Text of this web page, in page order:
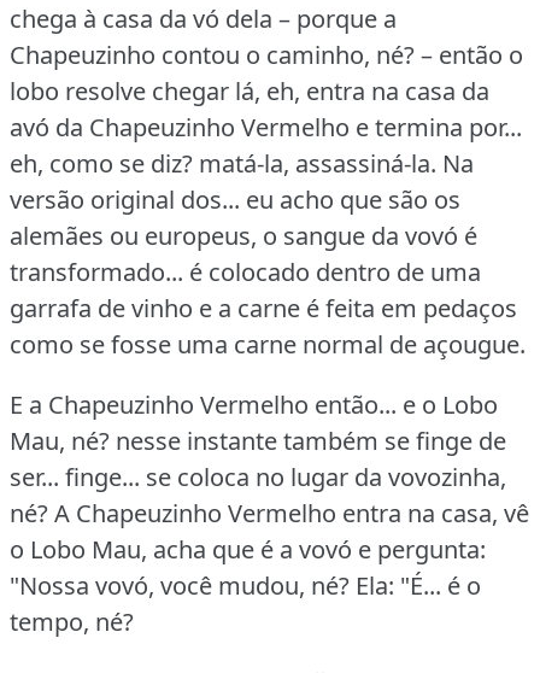
chega à casa da vó dela – porque a
Chapeuzinho contou o caminho, né?– então o
lobo resolve chegar lá, eh, entra na casa da
avó da Chapeuzinho Vermelho e termina por...
eh, como se diz? matá-la, assassiná-la. Na
versão original dos... eu acho que são os
alemães ou europeus, o sangue da vovó é
transformado... é colocado dentro de uma
garrafa de vinho e a carne é feita em pedaços
como se fosse uma carne normal de açougue.
E a Chapeuzinho Vermelho então... e o Lobo
Mau, né? nesse instante também se finge de
ser... finge... se coloca no lugar da vovozinha,
né?A Chapeuzinho Vermelho entra na casa, vê
o Lobo Mau, acha que é a vovó e pergunta:
"Nossa vovó, você mudou, né? Ela: "É... é o
tempo, né?